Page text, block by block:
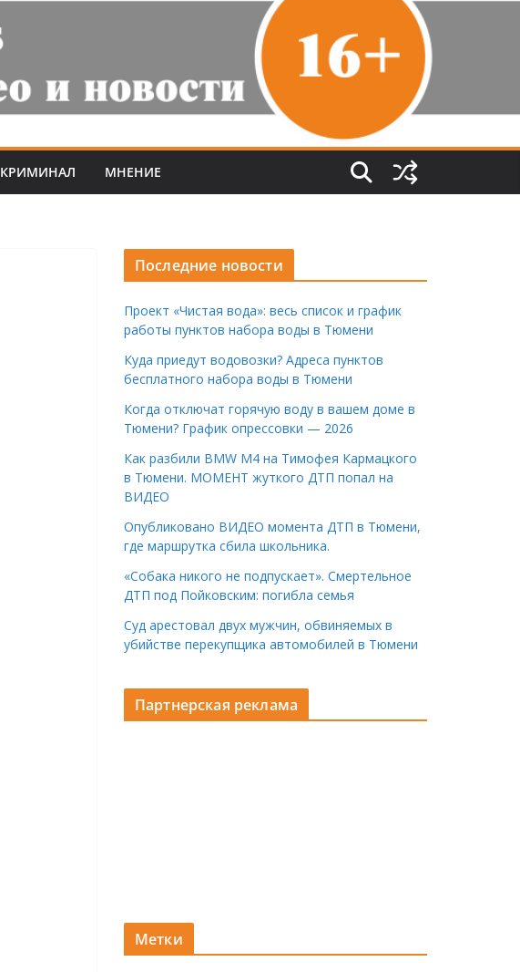
КРИМИНАЛ МНЕНИЕ
Последние новости
Проект «Чистая вода»: весь список и график
работы пунктов набора воды в Тюмени
Куда приедут водовозки? Адреса пунктов
бесплатного набора воды в Тюмени
Когда отключат горячую воду в вашем доме в
Тюмени? График опрессовки — 2026
Как разбили BMW M4 на Тимофея Кармацкого
в Тюмени. МОМЕНТ жуткого ДТП попал на
ВИДЕО
Опубликовано ВИДЕО момента ДТП в Тюмени,
где маршрутка сбила школьника.
«Собака никого не подпускает». Смертельное
ДТП под Пойковским: погибла семья
Суд арестовал двух мужчин, обвиняемых в
убийстве перекупщика автомобилей в Тюмени
Партнерская реклама
Метки